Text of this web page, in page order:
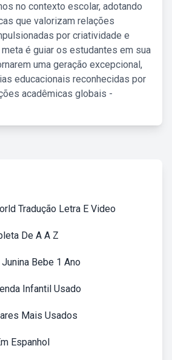
no contexto escolar, adotando
que valorizam relações
por criatividade e
é guiar os estudantes em sua
uma geração excepcional,
educacionais reconhecidas por
acadêmicas globais -
Tradução Letra E Video
De A A Z
Bebe 1 Ano
Infantil Usado
Mais Usados
Espanhol